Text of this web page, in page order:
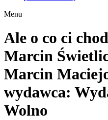
Menu
Ale o co ci
Marcin
Marcin
wydawca:
Wolno